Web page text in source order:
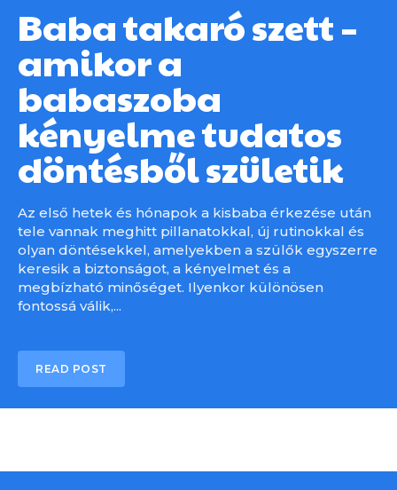
Baba takaró szett –
amikor a
babaszoba
kényelme tudatos
döntésből születik
Az első hetek és hónapok a kisbaba érkezése után
tele vannak meghitt pillanatokkal, új rutinokkal és
olyan döntésekkel, amelyekben a szülők egyszerre
keresik a biztonságot, a kényelmet és a
megbízható minőséget. Ilyenkor különösen
fontossá válik,...
READ POST